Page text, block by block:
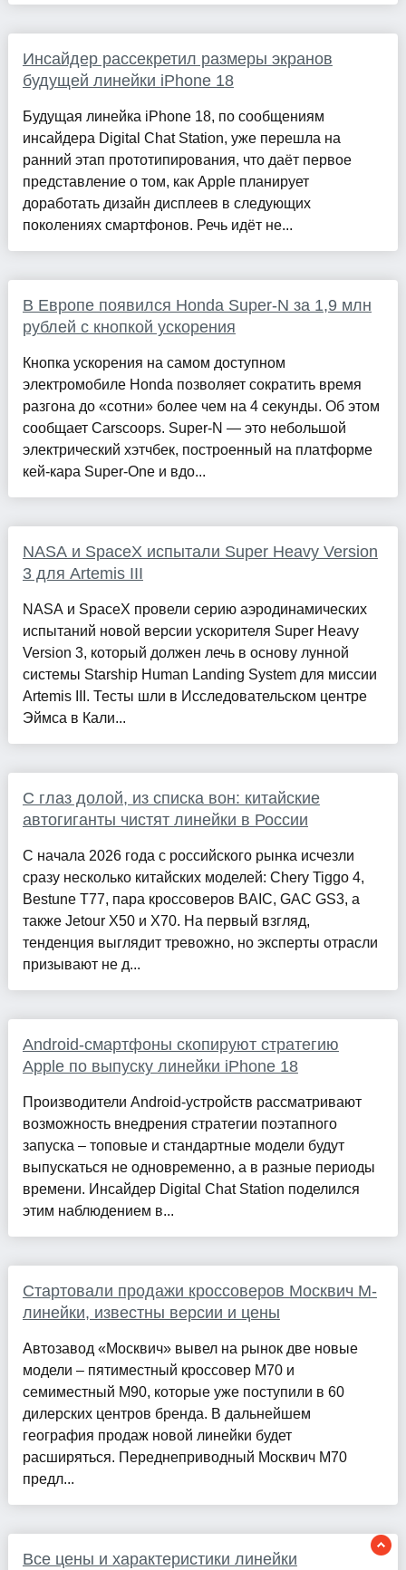
Инсайдер рассекретил размеры экранов
будущей линейки iPhone 18
Будущая линейка iPhone 18, по сообщениям
инсайдера Digital Chat Station, уже перешла на
ранний этап прототипирования, что даёт первое
представление о том, как Apple планирует
доработать дизайн дисплеев в следующих
поколениях смартфонов. Речь идёт не...
В Европе появился Honda Super-N за 1,9 млн
рублей с кнопкой ускорения
Кнопка ускорения на самом доступном
электромобиле Honda позволяет сократить время
разгона до «сотни» более чем на 4 секунды. Об этом
сообщает Carscoops. Super-N — это небольшой
электрический хэтчбек, построенный на платформе
кей-кара Super-One и вдо...
NASA и SpaceX испытали Super Heavy Version
3 для Artemis III
NASA и SpaceX провели серию аэродинамических
испытаний новой версии ускорителя Super Heavy
Version 3, который должен лечь в основу лунной
системы Starship Human Landing System для миссии
Artemis III. Тесты шли в Исследовательском центре
Эймса в Кали...
С глаз долой, из списка вон: китайские
автогиганты чистят линейки в России
С начала 2026 года с российского рынка исчезли
сразу несколько китайских моделей: Chery Tiggo 4,
Bestune Т77, пара кроссоверов BAIC, GAC GS3, а
также Jetour X50 и X70. На первый взгляд,
тенденция выглядит тревожно, но эксперты отрасли
призывают не д...
Android-смартфоны скопируют стратегию
Apple по выпуску линейки iPhone 18
Производители Android-устройств рассматривают
возможность внедрения стратегии поэтапного
запуска – топовые и стандартные модели будут
выпускаться не одновременно, а в разные периоды
времени. Инсайдер Digital Chat Station поделился
этим наблюдением в...
Стартовали продажи кроссоверов Москвич М-
линейки, известны версии и цены
Автозавод «Москвич» вывел на рынок две новые
модели – пятиместный кроссовер M70 и
семиместный M90, которые уже поступили в 60
дилерских центров бренда. В дальнейшем
география продаж новой линейки будет
расширяться. Переднеприводный Москвич M70
предл...
Все цены и характеристики линейки